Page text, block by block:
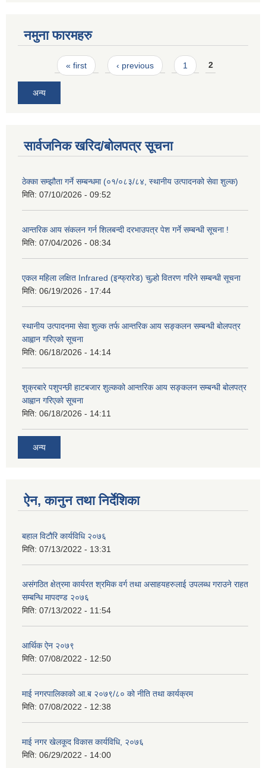
नमुना फारमहरु
Pages« first ‹ previous 1 2
अन्य
सार्वजनिक खरिद/बोलपत्र सूचना
ठेक्का सम्झौता गर्ने सम्बन्धमा (०१/०८३/८४, स्थानीय उत्पादनको सेवा शुल्क)
मिति: 07/10/2026 - 09:52
आन्तरिक आय संकलन गर्न शिलबन्दी दरभाउपत्र पेश गर्ने सम्बन्धी सूचना !
मिति: 07/04/2026 - 08:34
एकल महिला लक्षित Infrared (इन्फ्रारेड) चुल्हो वितरण गरिने सम्बन्धी सूचना
मिति: 06/19/2026 - 17:44
स्थानीय उत्पादनमा सेवा शुल्क तर्फ आन्तरिक आय सङ्कलन सम्बन्धी बोलपत्र
आह्वान गरिएको सूचना
मिति: 06/18/2026 - 14:14
शुक्रबारे पशुपन्छी हाटबजार शुल्कको आन्तरिक आय सङ्कलन सम्बन्धी बोलपत्र
आह्वान गरिएको सूचना
मिति: 06/18/2026 - 14:11
अन्य
ऐन, कानुन तथा निर्देशिका
बहाल विटौरि कार्यविधि २०७६
मिति: 07/13/2022 - 13:31
असंगठित क्षेत्रमा कार्यरत श्रमिक वर्ग तथा असाहयहरुलाई उपलब्ध गराउने राहत
सम्बन्धि मापदण्ड २०७६
मिति: 07/13/2022 - 11:54
आर्थिक ऐन २०७९
मिति: 07/08/2022 - 12:50
माई नगरपालिकाको आ.ब २०७९/८० को नीति तथा कार्यक्रम
मिति: 07/08/2022 - 12:38
माई नगर खेलकूद विकास कार्यविधि, २०७६
मिति: 06/29/2022 - 14:00